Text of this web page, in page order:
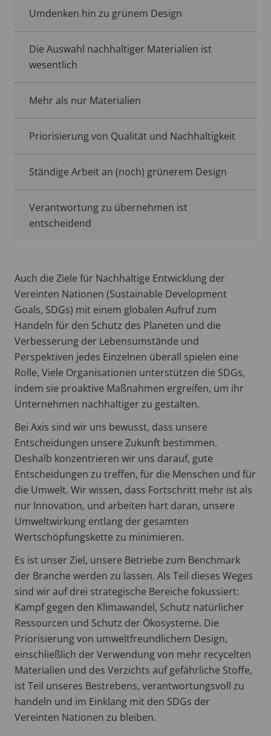
Umdenken hin zu grünem Design
Die Auswahl nachhaltiger Materialien ist
wesentlich
Mehr als nur Materialien
Priorisierung von Qualität und Nachhaltigkeit
Ständige Arbeit an (noch) grünerem Design
Verantwortung zu übernehmen ist
entscheidend
Auch die Ziele für Nachhaltige Entwicklung der
Vereinten Nationen (Sustainable Development
Goals, SDGs) mit einem globalen Aufruf zum
Handeln für den Schutz des Planeten und die
Verbesserung der Lebensumstände und
Perspektiven jedes Einzelnen überall spielen eine
Rolle, Viele Organisationen unterstützen die SDGs,
indem sie proaktive Maßnahmen ergreifen, um ihr
Unternehmen nachhaltiger zu gestalten.
Bei Axis sind wir uns bewusst, dass unsere
Entscheidungen unsere Zukunft bestimmen.
Deshalb konzentrieren wir uns darauf, gute
Entscheidungen zu treffen, für die Menschen und für
die Umwelt. Wir wissen, dass Fortschritt mehr ist als
nur Innovation, und arbeiten hart daran, unsere
Umweltwirkung entlang der gesamten
Wertschöpfungskette zu minimieren.
Es ist unser Ziel, unsere Betriebe zum Benchmark
der Branche werden zu lassen. Als Teil dieses Weges
sind wir auf drei strategische Bereiche fokussiert:
Kampf gegen den Klimawandel, Schutz natürlicher
Ressourcen und Schutz der Ökosysteme. Die
Priorisierung von umweltfreundlichem Design,
einschließlich der Verwendung von mehr recycelten
Materialien und des Verzichts auf gefährliche Stoffe,
ist Teil unseres Bestrebens, verantwortungsvoll zu
handeln und im Einklang mit den SDGs der
Vereinten Nationen zu bleiben.